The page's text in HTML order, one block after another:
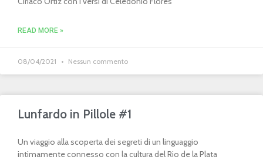
READ MORE »
08/04/2021 Nessun commento
Lunfardo in Pillole #1
Un viaggio alla scoperta dei segreti di un linguaggio
intimamente connesso con la cultura del Rio de la Plata